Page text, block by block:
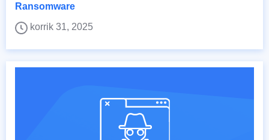
Ransomware
korrik 31, 2025